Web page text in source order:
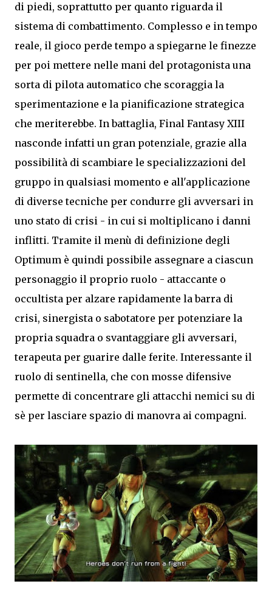
di piedi, soprattutto per quanto riguarda il
sistema di combattimento. Complesso e in tempo
reale, il gioco perde tempo a spiegarne le finezze
per poi mettere nelle mani del protagonista una
sorta di pilota automatico che scoraggia la
sperimentazione e la pianificazione strategica
che meriterebbe. In battaglia, Final Fantasy XIII
nasconde infatti un gran potenziale, grazie alla
possibilità di scambiare le specializzazioni del
gruppo in qualsiasi momento e all'applicazione
di diverse tecniche per condurre gli avversari in
uno stato di crisi - in cui si moltiplicano i danni
inflitti. Tramite il menù di definizione degli
Optimum è quindi possibile assegnare a ciascun
personaggio il proprio ruolo - attaccante o
occultista per alzare rapidamente la barra di
crisi, sinergista o sabotatore per potenziare la
propria squadra o svantaggiare gli avversari,
terapeuta per guarire dalle ferite. Interessante il
ruolo di sentinella, che con mosse difensive
permette di concentrare gli attacchi nemici su di
sè per lasciare spazio di manovra ai compagni.